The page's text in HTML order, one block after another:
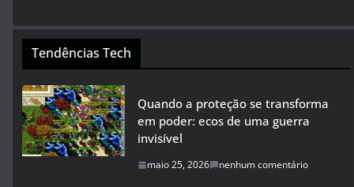
Tendências Tech
Quando a proteção se transforma
em poder: ecos de uma guerra
invisível
maio 25, 2026 nenhum comentário